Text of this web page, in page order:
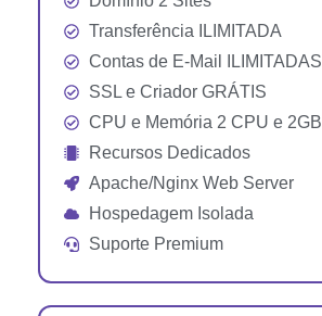
Transferência ILIMITADA
Contas de E-Mail ILIMITADAS
SSL e Criador GRÁTIS
CPU e Memória 2 CPU e 2GB
Recursos Dedicados
Apache/Nginx Web Server
Hospedagem Isolada
Suporte Premium